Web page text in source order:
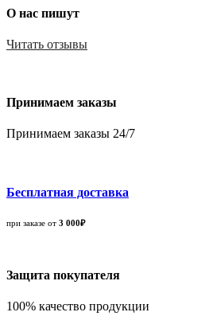
О нас пишут
Читать отзывы
Принимаем заказы
Принимаем заказы 24/7
Бесплатная доставка
при заказе от 3 000₽
Защита покупателя
100% качество продукции